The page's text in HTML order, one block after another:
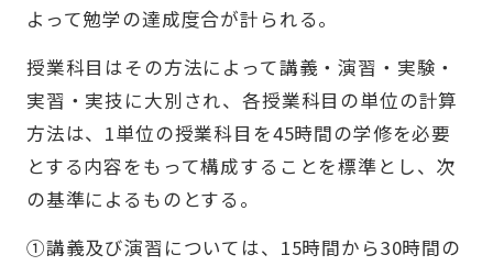
よって勉学の達成度合が計られる。
授業科目はその方法によって講義・演習・実験・
実習・実技に大別され、各授業科目の単位の計算
方法は、1単位の授業科目を45時間の学修を必要
とする内容をもって構成することを標準とし、次
の基準によるものとする。
①講義及び演習については、15時間から30時間の